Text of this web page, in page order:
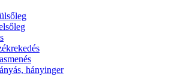
hányinger